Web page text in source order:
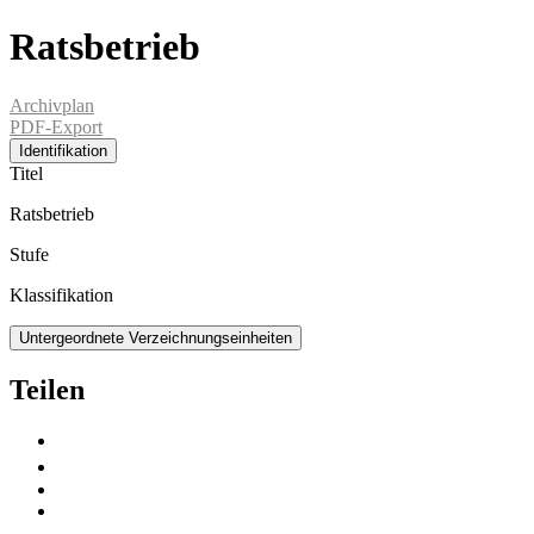
Ratsbetrieb
Archivplan
PDF-Export
Identifikation
Titel
Ratsbetrieb
Stufe
Klassifikation
Untergeordnete Verzeichnungseinheiten
Teilen